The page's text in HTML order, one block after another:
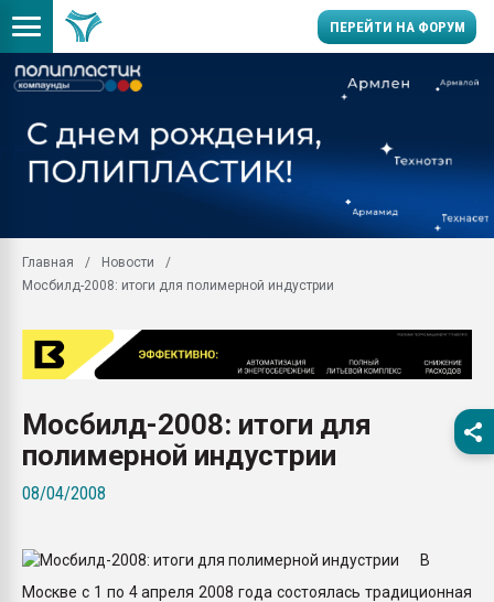
ПЕРЕЙТИ НА ФОРУМ
умельцы изготовили
Продажа готового
производство SPC
Помощь в подборе
ближайшее
Подмосковье, Москва
28.07.2026
ситуацией на
Главная
Новости
Мосбилд-2008: итоги для полимерной индустрии
Мосбилд-2008: итоги для
полимерной индустрии
08/04/2008
В
Москве с 1 по 4 апреля 2008 года состоялась традиционная